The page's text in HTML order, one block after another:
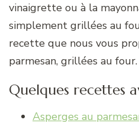
vinaigrette ou à la
simplement grillées au
recette que nous vous
parmesan, grillées au four.
Quelques recettes
Asperges au